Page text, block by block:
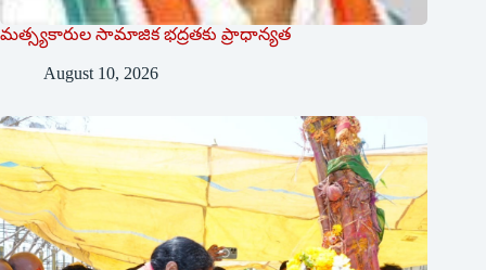
మత్స్యకారుల సామాజిక భద్రతకు ప్రాధాన్యత
August 10, 2026